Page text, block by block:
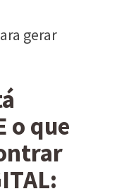
gerar
o que